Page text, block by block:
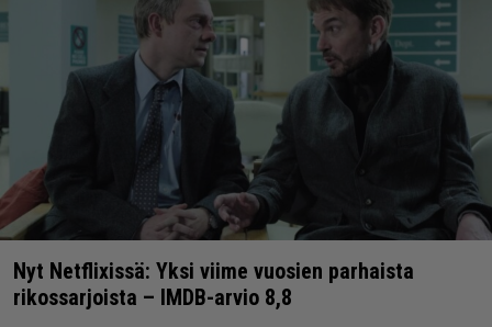
Nyt Netflixissä: Yksi viime vuosien parhaista
rikossarjoista – IMDB-arvio 8,8